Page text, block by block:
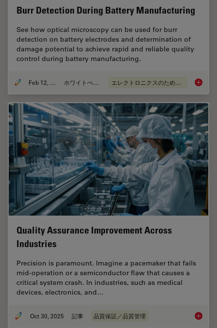
Burr Detection During Battery Manufacturing
See how optical microscopy can be used for burr
detection on battery electrodes and determination of
damage potential to achieve rapid and reliable quality
control during battery manufacturing.
Feb 12, 2026 ホワイトぺーパー エレクトロニクスのための断面解析 Burr
Quality Assurance Improvement Across
Industries
Precision is paramount. Imagine a pacemaker that fails
mid-operation or a semiconductor flaw that causes a
critical system crash. In industries, such as medical
devices, electronics, and…
Oct 30, 2025 記事 品質保証／品質管理 Quality